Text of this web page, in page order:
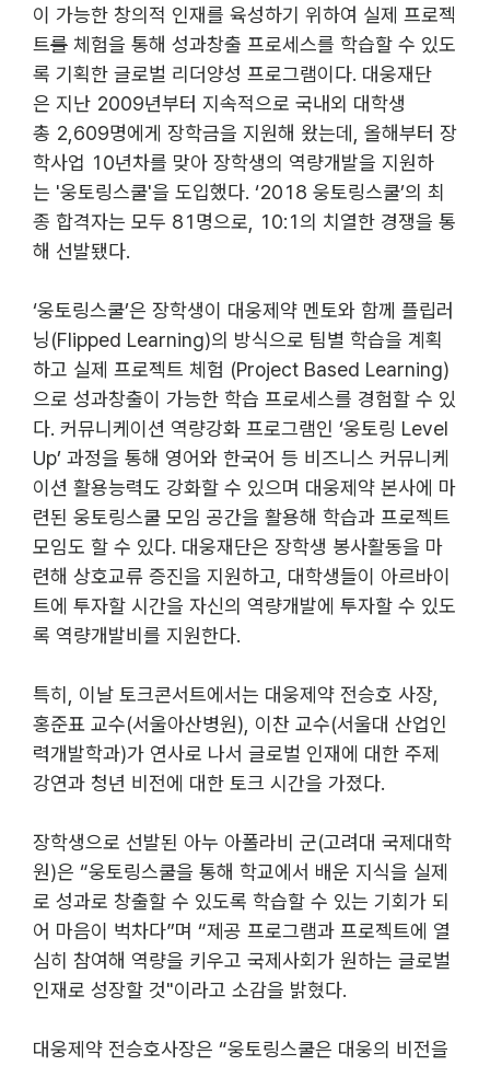
이 가능한 창의적 인재를 육성하기 위하여 실제 프로젝
트를 체험을 통해 성과창출 프로세스를 학습할 수 있도
록 기획한 글로벌 리더양성 프로그램이다. 대웅재단
은 지난 2009년부터 지속적으로 국내외 대학생
총 2,609명에게 장학금을 지원해 왔는데, 올해부터 장
학사업 10년차를 맞아 장학생의 역량개발을 지원하
는 '웅토링스쿨'을 도입했다. ‘2018 웅토링스쿨’의 최
종 합격자는 모두 81명으로, 10:1의 치열한 경쟁을 통
해 선발됐다.
‘웅토링스쿨’은 장학생이 대웅제약 멘토와 함께 플립러
닝(Flipped Learning)의 방식으로 팀별 학습을 계획
하고 실제 프로젝트 체험 (Project Based Learning)
으로 성과창출이 가능한 학습 프로세스를 경험할 수 있
다. 커뮤니케이션 역량강화 프로그램인 ‘웅토링 Level
Up’ 과정을 통해 영어와 한국어 등 비즈니스 커뮤니케
이션 활용능력도 강화할 수 있으며 대웅제약 본사에 마
련된 웅토링스쿨 모임 공간을 활용해 학습과 프로젝트
모임도 할 수 있다. 대웅재단은 장학생 봉사활동을 마
련해 상호교류 증진을 지원하고, 대학생들이 아르바이
트에 투자할 시간을 자신의 역량개발에 투자할 수 있도
록 역량개발비를 지원한다.
특히, 이날 토크콘서트에서는 대웅제약 전승호 사장,
홍준표 교수(서울아산병원), 이찬 교수(서울대 산업인
력개발학과)가 연사로 나서 글로벌 인재에 대한 주제
강연과 청년 비전에 대한 토크 시간을 가졌다.
장학생으로 선발된 아누 아폴라비 군(고려대 국제대학
원)은​​ “웅토링스쿨을 통해 학교에서 배운 지식을 실제
로 성과로 창출할 수 있도록 학습할 수 있는 기회가 되
어 마음이 벅차다”며 “제공 프로그램과 프로젝트에 열
심히 참여해 역량을 키우고 국제사회가 원하는 글로벌
인재로 성장할 것"이라고 소감을 밝혔다.
대웅제약 전승호사장은 “웅토링스쿨은 대웅의 비전을